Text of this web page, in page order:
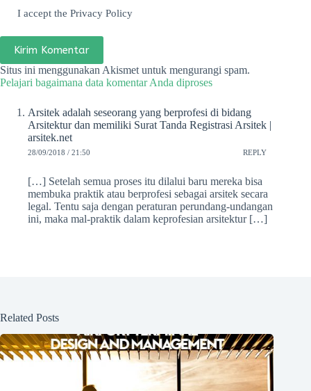
I accept thePrivacy Policy
Kirim Komentar
Situs ini menggunakan Akismet untuk mengurangi spam.
Pelajari bagaimana data komentar Anda diproses
Arsitek adalah seseorang yang berprofesi di bidang
Arsitektur dan memiliki Surat Tanda Registrasi Arsitek |
arsitek.net
28/09/2018 / 21:50 REPLY
[…] Setelah semua proses itu dilalui baru mereka bisa
membuka praktik atau berprofesi sebagai arsitek secara
legal. Tentu saja dengan peraturan perundang-undangan
ini, maka mal-praktik dalam keprofesian arsitektur […]
Related Posts